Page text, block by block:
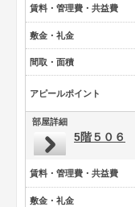
賃料・管理費・共益費
敷金・礼金
間取・面積
アピールポイント
部屋詳細
5階５０６
賃料・管理費・共益費
敷金・礼金